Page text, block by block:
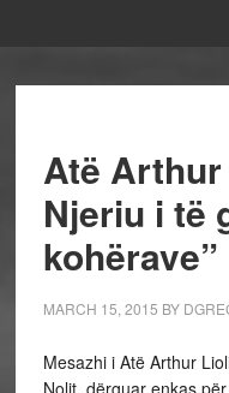
Atë
Njeriu i të
kohërave”
MARCH 15, 2015 BY
Mesazhi i Atë Arthur
Nolit, dërguar enkas